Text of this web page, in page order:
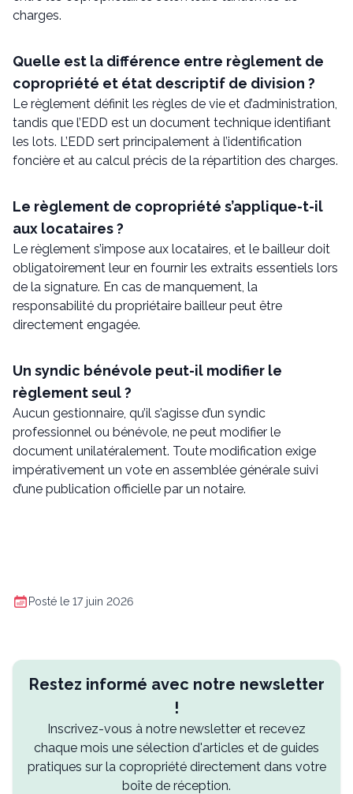
charges.
Quelle est la différence entre règlement de
copropriété et état descriptif de division ?
Le règlement définit les règles de vie et d’administration,
tandis que l’EDD est un document technique identifiant
les lots. L’EDD sert principalement à l’identification
foncière et au calcul précis de la répartition des charges.
Le règlement de copropriété s’applique-t-il
aux locataires ?
Le règlement s’impose aux locataires, et le bailleur doit
obligatoirement leur en fournir les extraits essentiels lors
de la signature. En cas de manquement, la
responsabilité du propriétaire bailleur peut être
directement engagée.
Un syndic bénévole peut-il modifier le
règlement seul ?
Aucun gestionnaire, qu’il s’agisse d’un syndic
professionnel ou bénévole, ne peut modifier le
document unilatéralement. Toute modification exige
impérativement un vote en assemblée générale suivi
d’une publication officielle par un notaire.
Posté le 17 juin 2026
Restez informé avec notre newsletter
!
Inscrivez-vous à notre newsletter et recevez
chaque mois une sélection d'articles et de guides
pratiques sur la copropriété directement dans votre
boîte de réception.